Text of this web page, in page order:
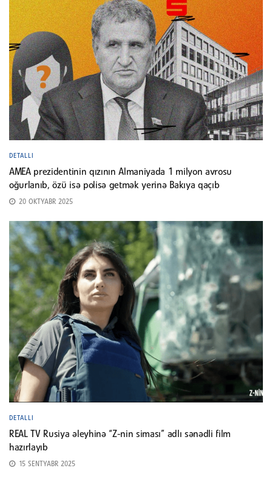
DETALLI
AMEA prezidentinin qızının Almaniyada 1 milyon avrosu
oğurlanıb, özü isə polisə getmək yerinə Bakıya qaçıb
20 OKTYABR 2025
DETALLI
REAL TV Rusiya əleyhinə “Z-nin siması” adlı sənədli film
hazırlayıb
15 SENTYABR 2025